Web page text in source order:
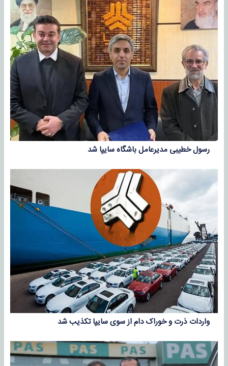
رسول خطیبی مدیرعامل باشگاه سایپا شد
واردات ذرت و خوراک دام از سوی سایپا تکذیب شد